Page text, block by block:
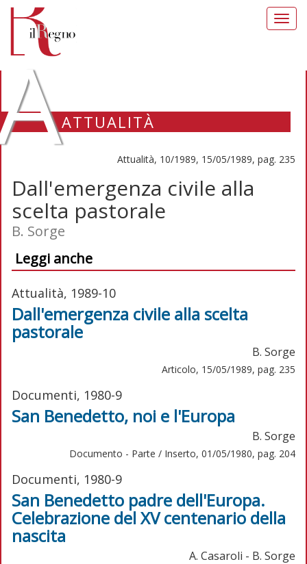
ATTUALITÀ
Attualità, 10/1989, 15/05/1989, pag. 235
Dall'emergenza civile alla
scelta pastorale
B. Sorge
Leggi anche
Attualità, 1989-10
Dall'emergenza civile alla scelta
pastorale
B. Sorge
Articolo, 15/05/1989, pag. 235
Documenti, 1980-9
San Benedetto, noi e l'Europa
B. Sorge
Documento - Parte / Inserto, 01/05/1980, pag. 204
Documenti, 1980-9
San Benedetto padre dell'Europa.
Celebrazione del XV centenario della
nascita
A. Casaroli - B. Sorge